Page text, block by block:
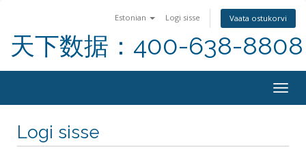
Estonian Logi sisse Vaata ostukorvi
天下数据：400-638-8808
Logi sisse